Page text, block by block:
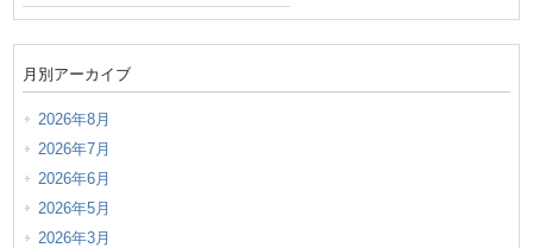
月別アーカイブ
2026年8月
2026年7月
2026年6月
2026年5月
2026年3月